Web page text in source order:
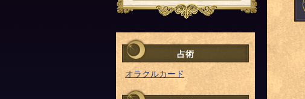
占術
オラクルカード